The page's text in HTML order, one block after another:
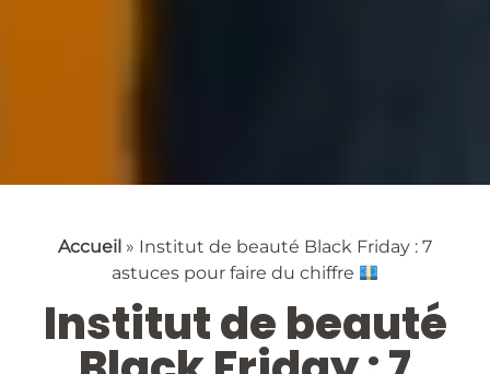
Accueil » Institut de beauté Black Friday : 7
astuces pour faire du chiffre
Institut de beauté